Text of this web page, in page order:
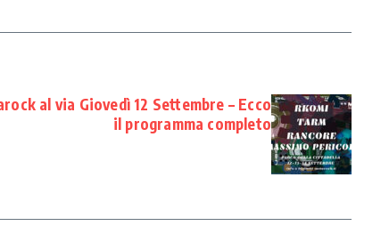
al via Giovedì 12 Settembre – Ecco
il programma completo